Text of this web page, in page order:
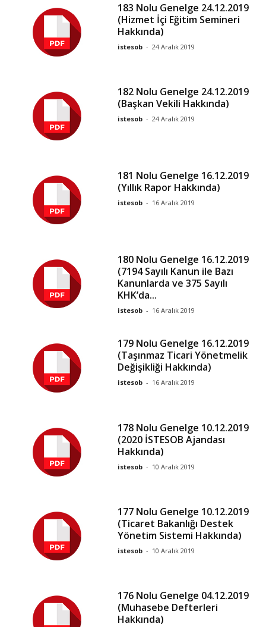
183 Nolu Genelge 24.12.2019
(Hizmet İçi Eğitim Semineri
Hakkında)
istesob - 24 Aralık 2019
182 Nolu Genelge 24.12.2019
(Başkan Vekili Hakkında)
istesob - 24 Aralık 2019
181 Nolu Genelge 16.12.2019
(Yıllık Rapor Hakkında)
istesob - 16 Aralık 2019
180 Nolu Genelge 16.12.2019
(7194 Sayılı Kanun ile Bazı
Kanunlarda ve 375 Sayılı
KHK’da...
istesob - 16 Aralık 2019
179 Nolu Genelge 16.12.2019
(Taşınmaz Ticari Yönetmelik
Değişikliği Hakkında)
istesob - 16 Aralık 2019
178 Nolu Genelge 10.12.2019
(2020 İSTESOB Ajandası
Hakkında)
istesob - 10 Aralık 2019
177 Nolu Genelge 10.12.2019
(Ticaret Bakanlığı Destek
Yönetim Sistemi Hakkında)
istesob - 10 Aralık 2019
176 Nolu Genelge 04.12.2019
(Muhasebe Defterleri
Hakkında)